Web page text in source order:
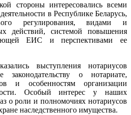
стороны интересовались всеми
в Республике Беларусь,
регулирования, видами и
действий, системой повышения
ЕИС и перспективами ее
выступления нотариусов
о нотариате,
и особенностям организации
Особый интерес у наших
о роли и полномочиях нотариусов
наследственного имущества.